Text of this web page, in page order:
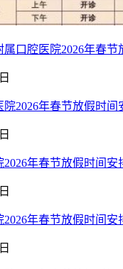
属口腔医院2026年春节
2026年春节放假时间
年春节放假时间安
2026年春节放假时间安